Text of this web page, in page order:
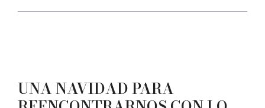
UNA NAVIDAD PARA